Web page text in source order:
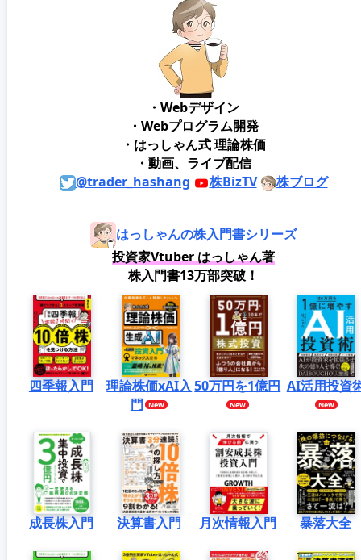
・Webデザイン
・Webプログラム開発
・はっしゃん式 理論株価
・動画、ライブ配信
@trader_hashang
株BizTV 株ブログ
はっしゃんの株入門書シリーズ
投資家Vtuber はっしゃん著
株入門書13万部突破！
四季報入門
理論株価xAI入
門
50万円を1億円 AI活用投資
成長株入門 決算書入門 月次情報入門 暴落大全